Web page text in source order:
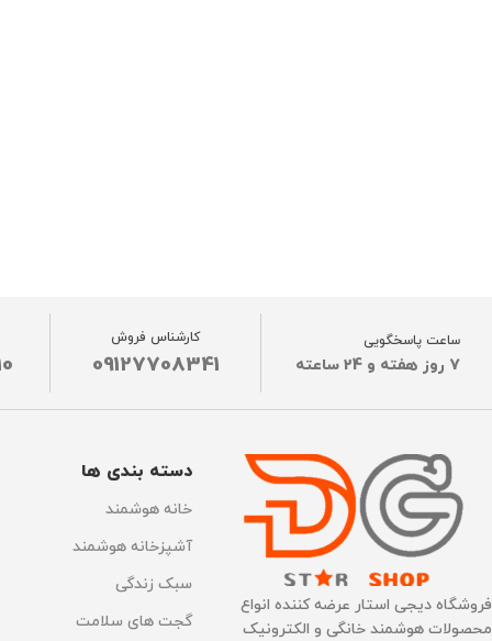
ساعت پاسخگویی
7 روز هفته و 24 ساعته
کارشناس فروش
09127708341
فروشگاه دیجی استار عرضه کننده انواع
محصولات هوشمند خانگی و الکترونیک
دسته بندی ها
خانه هوشمند
آشپزخانه هوشمند
سبک زندگی
گجت های سلامت